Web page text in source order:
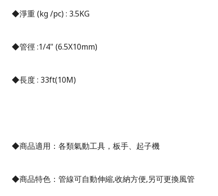
◆淨重(kg /pc) : 3.5KG
◆管徑 :1/4" (6.5X10mm)
◆長度: 33ft(10M)
◆商品適用：各類氣動工具，板手、起子機
◆商品特色：管線可自動伸縮,收納方便,另可更換風管